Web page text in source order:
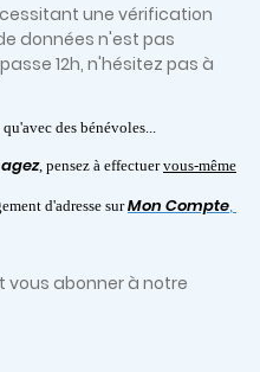
une vérification
données n'est pas
12h, n'hésitez pas à
des bénévoles...
, pensez à effectuervous-même
d'adresse surMon Compte,
vous abonner à notre